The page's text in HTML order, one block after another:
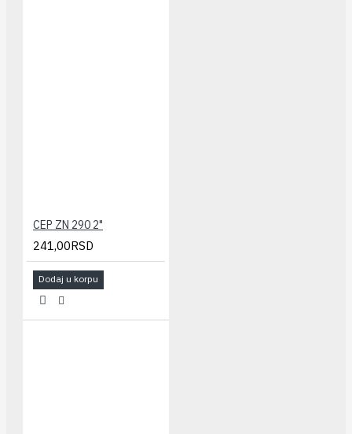
CEP ZN 290 2"
241,00RSD
Dodaj u korpu